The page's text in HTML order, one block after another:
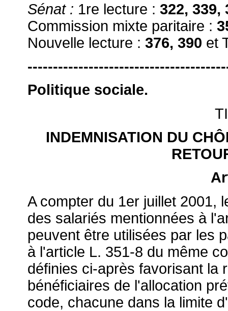
Sénat : 1re lecture : 322, 339,
Commission mixte paritaire :
Nouvelle lecture : 376, 390 et
Politique sociale.
INDEMNISATION DU
A compter du 1er juillet 2001,
des salariés mentionnées à
peuvent être utilisées par les
à l'article L. 351-8 du même
définies ci-après favorisant la
bénéficiaires de l'allocation
code, chacune dans la limite